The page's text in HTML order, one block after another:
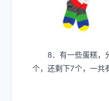
8．有一些蛋糕，
个，还剩下7个，一共